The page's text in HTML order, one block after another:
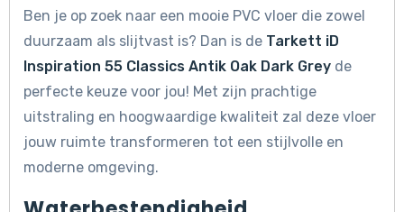
Ben je op zoek naar een mooie PVC vloer die zowel
duurzaam als slijtvast is? Dan is de Tarkett iD
Inspiration 55 Classics Antik Oak Dark Grey de
perfecte keuze voor jou! Met zijn prachtige
uitstraling en hoogwaardige kwaliteit zal deze vloer
jouw ruimte transformeren tot een stijlvolle en
moderne omgeving.